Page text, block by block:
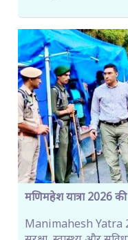
मणिमहेश यात्रा 2026 की
Manimahesh Yatra